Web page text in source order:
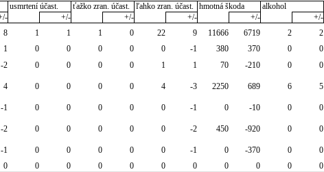
usmrtení účast. ťažko zran. účast. ľahko zran. účast. hmotná škoda alkohol
+/- +/- +/- +/- +/-
8 1 1 1 0 22 9 11666 6719 2 2
1 0 0 0 0 0 -1 380 370 0 0
-2 0 0 0 0 1 1 70 -210 0 0
4 0 0 0 0 4 -3 2250 689 6 5
-1 0 0 0 0 0 -1 0 -10 0 0
-2 0 0 0 0 0 -2 450 -920 0 0
-1 0 0 0 0 0 -1 0 -370 0 0
0 0 0 0 0 0 0 0 0 0 0